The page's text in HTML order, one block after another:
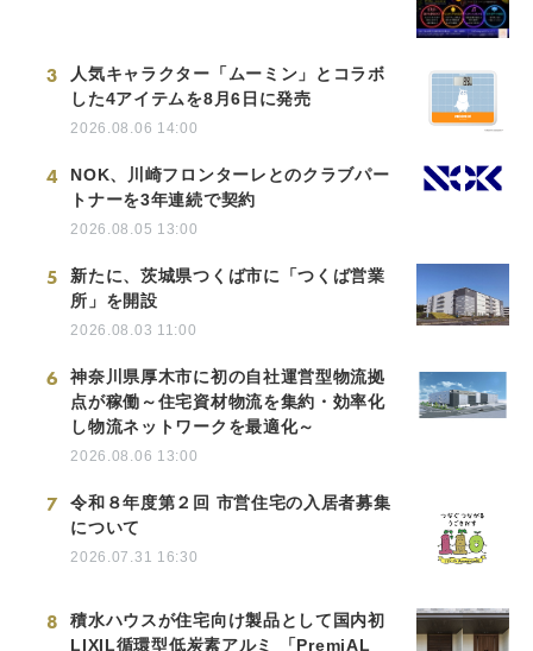
3
人気キャラクター「ムーミン」とコラボ
した4アイテムを8月6日に発売
2026.08.06 14:00
4
NOK、川崎フロンターレとのクラブパー
トナーを3年連続で契約
2026.08.05 13:00
5
新たに、茨城県つくば市に「つくば営業
所」を開設
2026.08.03 11:00
6
神奈川県厚木市に初の自社運営型物流拠
点が稼働～住宅資材物流を集約・効率化
し物流ネットワークを最適化～
2026.08.06 13:00
7
令和８年度第２回 市営住宅の入居者募集
について
2026.07.31 16:30
8
積水ハウスが住宅向け製品として国内初
LIXIL循環型低炭素アルミ 「PremiAL